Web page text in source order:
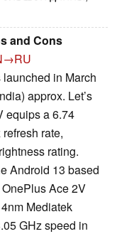
and Cons
in March
approx. Let’s
equips a 6.74
rate,
rating.
Android 13 based
Ace 2V
Mediatek
GHz speed in